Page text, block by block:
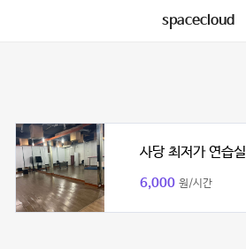
spacecloud
사당 최저가 연습실
6,000 원/시간